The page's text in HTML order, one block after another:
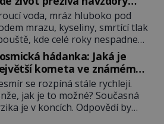
Na malé kousky Název:
První […]
a inspiroval řadu pověstí.
skromná, ale užitečná
provází člověka už tisíce
Většina lidí vnímá rákos jen jako
kulisu letního koupání.
se však podívat […]
voda, mráz hluboko pod
mrazu, kyseliny, smrtící tlak
kde celé roky nespadne
kapka deště. Na první
místa, kde nemůže
vůbec nic. Přesto právě
vědci objevují organismy,
posouvají hranice života.
nový nález mění naše
hádanka: Jaká je
kometa ve známém
se rozpíná stále rychleji.
jak je to možné? Současná
je v koncích. Odpovědí by